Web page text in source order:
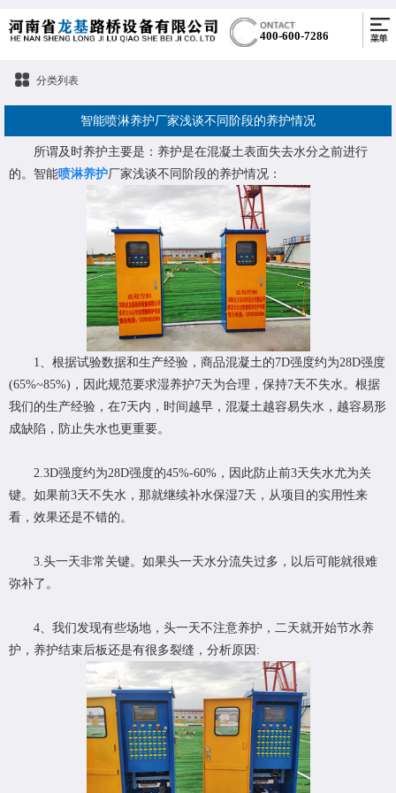
400-600-7286
分类列表
智能喷淋养护厂家浅谈不同阶段的养护情况
所谓及时养护主要是：养护是在混凝土表面失去水分之前进行
的。智能喷淋养护厂家浅谈不同阶段的养护情况：
1、根据试验数据和生产经验，商品混凝土的7D强度约为28D强度
(65%~85%)，因此规范要求湿养护7天为合理，保持7天不失水。根据
我们的生产经验，在7天内，时间越早，混凝土越容易失水，越容易形
成缺陷，防止失水也更重要。
2.3D强度约为28D强度的45%-60%，因此防止前3天失水尤为关
键。如果前3天不失水，那就继续补水保湿7天，从项目的实用性来
看，效果还是不错的。
3.头一天非常关键。如果头一天水分流失过多，以后可能就很难
弥补了。
4、我们发现有些场地，头一天不注意养护，二天就开始节水养
护，养护结束后板还是有很多裂缝，分析原因: